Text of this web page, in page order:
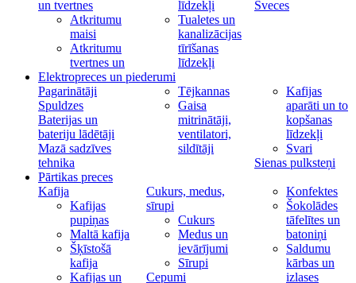
un tvertnes
Atkritumu
maisi
Atkritumu
tvertnes un
līdzekļi
Tualetes un
kanalizācijas
tīrīšanas
līdzekļi
Sveces
Elektropreces un piederumi
Pagarinātāji
Spuldzes
Baterijas un
bateriju lādētāji
Mazā sadzīves
tehnika
Tējkannas
Gaisa
mitrinātāji,
ventilatori,
sildītāji
Kafijas
aparāti un to
kopšanas
līdzekļi
Svari
Sienas pulksteņi
Pārtikas preces
Kafija
Kafijas
pupiņas
Maltā kafija
Šķīstošā
kafija
Kafijas un
Cukurs, medus,
sīrupi
Cukurs
Medus un
ievārījumi
Sīrupi
Cepumi
Konfektes
Šokolādes
tāfelītes un
batoniņi
Saldumu
kārbas un
izlases